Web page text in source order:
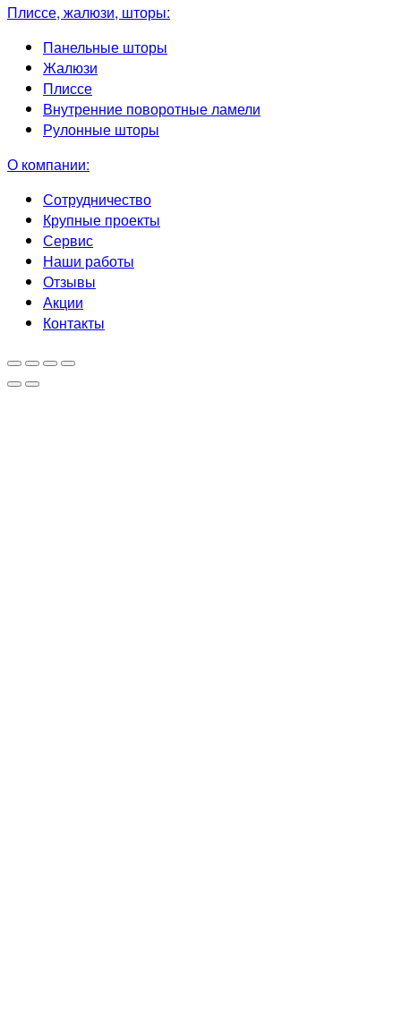
Плиссе, жалюзи, шторы:
Панельные шторы
Жалюзи
Плиссе
Внутренние поворотные ламели
Рулонные шторы
О компании:
Сотрудничество
Крупные проекты
Сервис
Наши работы
Отзывы
Акции
Контакты